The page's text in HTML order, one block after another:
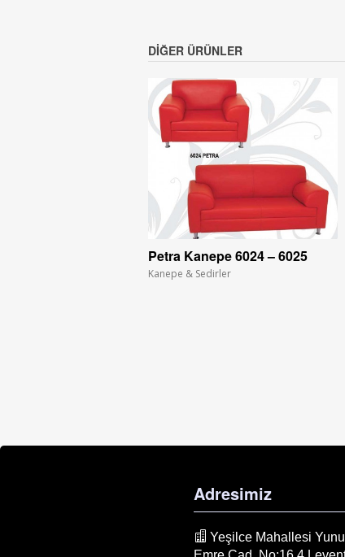
DIĞER ÜRÜNLER
Petra Kanepe 6024 – 6025
Kanepe & Sedirler
Adresimiz
Yeşilce Mahallesi